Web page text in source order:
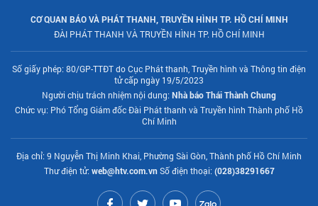
CƠ QUAN BÁO VÀ PHÁT THANH, TRUYỀN HÌNH TP. HỒ CHÍ MINH
ĐÀI PHÁT THANH VÀ TRUYỀN HÌNH TP. HỒ CHÍ MINH
Số giấy phép: 80/GP-TTĐT do Cục Phát thanh, Truyền hình và Thông tin điện
tử cấp ngày 19/5/2023
Người chịu trách nhiệm nội dung: Nhà báo Thái Thành Chung
Chức vụ: Phó Tổng Giám đốc Đài Phát thanh và Truyền hình Thành phố Hồ
Chí Minh
Địa chỉ: 9 Nguyễn Thị Minh Khai, Phường Sài Gòn, Thành phố Hồ Chí Minh
Thư điện tử: web@htv.com.vnSố điện thoại: (028)38291667